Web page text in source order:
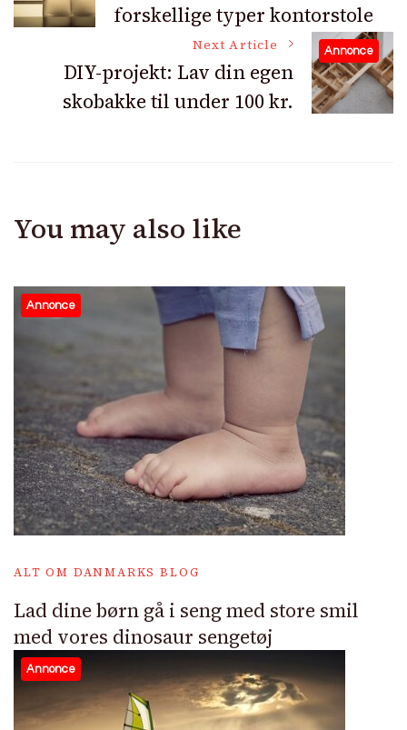
Navigationforskellige typer kontorstole
Annonce
Next Article
DIY-projekt: Lav din egen
skobakke til under 100 kr.
You may also like
Annonce
ALT OM DANMARKS BLOG
Lad dine børn gå i seng med store smil
med vores dinosaur sengetøj
Annonce